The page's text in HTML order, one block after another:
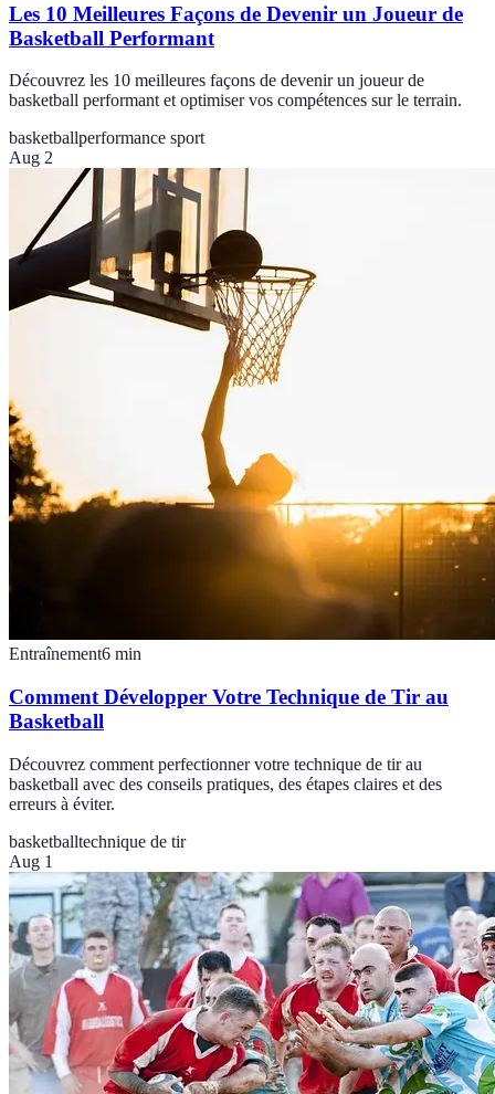
Les 10 Meilleures Façons de Devenir un Joueur de
Basketball Performant
Découvrez les 10 meilleures façons de devenir un joueur de
basketball performant et optimiser vos compétences sur le terrain.
basketballperformance sport
Aug 2
Entraînement6 min
Comment Développer Votre Technique de Tir au
Basketball
Découvrez comment perfectionner votre technique de tir au
basketball avec des conseils pratiques, des étapes claires et des
erreurs à éviter.
basketballtechnique de tir
Aug 1